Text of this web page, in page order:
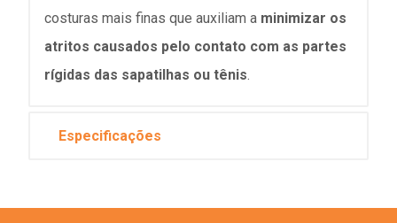
costuras mais finas que auxiliam a minimizar os
atritos causados pelo contato com as partes
rígidas das sapatilhas ou tênis.
Especificações